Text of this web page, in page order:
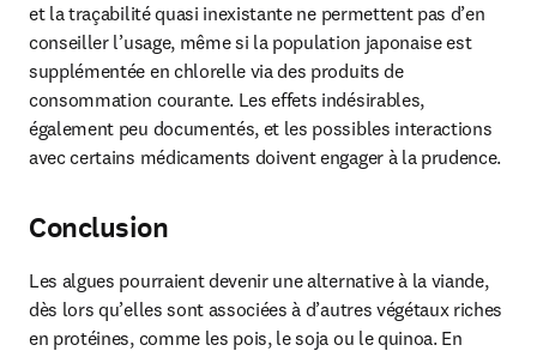
et la traçabilité quasi inexistante ne permettent pas d’en
conseiller l’usage, même si la population japonaise est
supplémentée en chlorelle via des produits de
consommation courante. Les effets indésirables,
également peu documentés, et les possibles interactions
avec certains médicaments doivent engager à la prudence.
Conclusion
Les algues pourraient devenir une alternative à la viande,
dès lors qu’elles sont associées à d’autres végétaux riches
en protéines, comme les pois, le soja ou le quinoa. En